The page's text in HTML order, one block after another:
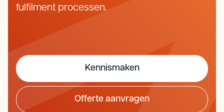
fulfilment processen.
Kennismaken
Kennismaken
Offerte aanvragen